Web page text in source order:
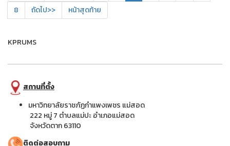
8
ถัดไป>> หน้าสุดท้าย
KPRUMS
สถานที่ตั้ง
มหาวิทยาลัยราชภัฏกำแพงเพชร แม่สอด
222 หมู่ 7 ตำบลแม่ปะ อำเภอแม่สอด
จังหวัดตาก 63110
ติดต่อสอบถาม